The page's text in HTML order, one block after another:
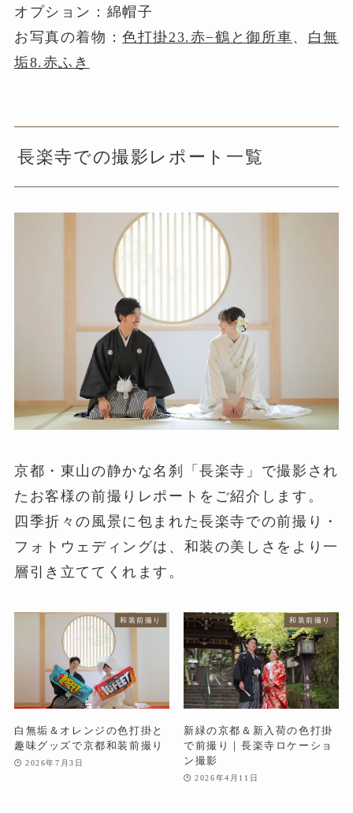
オプション：綿帽子
お写真の着物：色打掛23.赤−鶴と御所車、 白無
垢8.赤ふき
長楽寺での撮影レポート一覧
京都・東山の静かな名刹「長楽寺」で撮影され
たお客様の前撮りレポートをご紹介します。
四季折々の風景に包まれた長楽寺での前撮り・
フォトウェディングは、和装の美しさをより一
層引き立ててくれます。
和装前撮り
白無垢＆オレンジの色打掛と
趣味グッズで京都和装前撮り
2026年7月3日
和装前撮り
新緑の京都＆新入荷の色打掛
で前撮り｜長楽寺ロケーショ
ン撮影
2026年4月11日